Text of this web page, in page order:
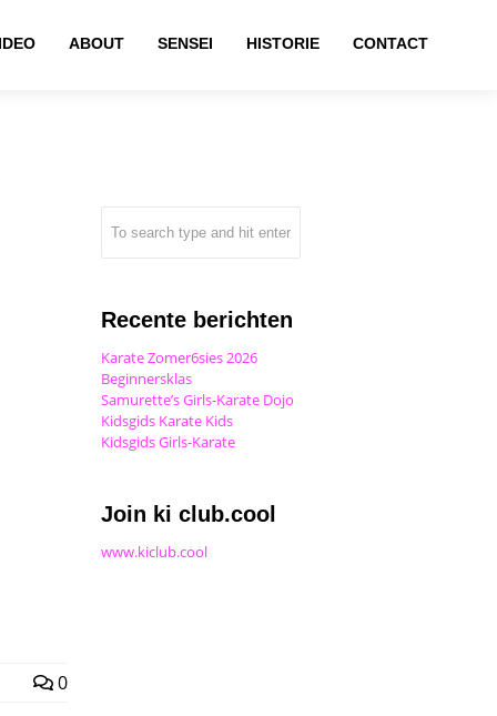
ABOUT SENSEI HISTORIE CONTACT
0
Recente berichten
Karate Zomer6sies 2026
Beginnersklas
Samurette’s Girls-Karate Dojo
Kidsgids Karate Kids
Kidsgids Girls-Karate
Join ki club.cool
www.kiclub.cool